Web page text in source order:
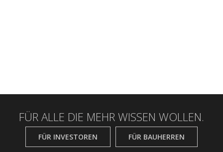
FÜR ALLE DIE MEHR WISSEN WOLLEN.
FÜR INVESTOREN FÜR BAUHERREN